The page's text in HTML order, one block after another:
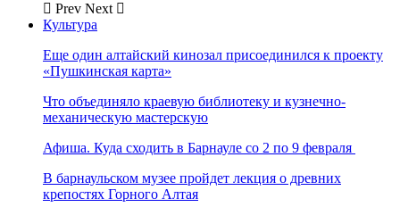
Prev Next
Культура
Еще один алтайский кинозал присоединился к проекту
«Пушкинская карта»
Что объединяло краевую библиотеку и кузнечно-
механическую мастерскую
Афиша. Куда сходить в Барнауле со 2 по 9 февраля
В барнаульском музее пройдет лекция о древних
крепостях Горного Алтая